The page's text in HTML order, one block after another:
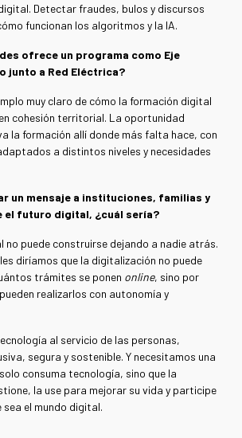
Detectar fraudes, bulos y discursos
funcionan los algoritmos y la IA.
ofrece un programa como Eje
junto a Red Eléctrica?
muy claro de cómo la formación digital
cohesión territorial. La oportunidad
la formación allí donde más falta hace, con
a distintos niveles y necesidades
un mensaje a instituciones, familias y
el futuro digital, ¿cuál sería?
no puede construirse dejando a nadie atrás.
diríamos que la digitalización no puede
trámites se ponen online, sino por
realizarlos con autonomía y
al servicio de las personas,
segura y sostenible. Y necesitamos una
consuma tecnología, sino que la
la use para mejorar su vida y participe
sea el mundo digital.